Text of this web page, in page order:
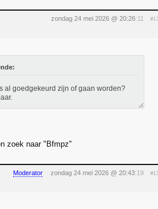
zondag 24 mei 2026 @ 20:26:11
al goedgekeurd zijn of gaan worden?
zoek naar "Bfmpz"
Moderator zondag 24 mei 2026 @ 20:43:19